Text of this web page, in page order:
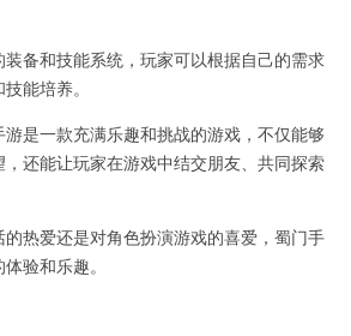
备和技能系统，玩家可以根据自己的需求
能培养。
是一款充满乐趣和挑战的游戏，不仅能够
还能让玩家在游戏中结交朋友、共同探索
热爱还是对角色扮演游戏的喜爱，蜀门手
验和乐趣。